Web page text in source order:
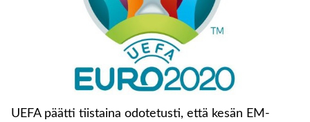
UEFA päätti tiistaina odotetusti, että kesän EM-